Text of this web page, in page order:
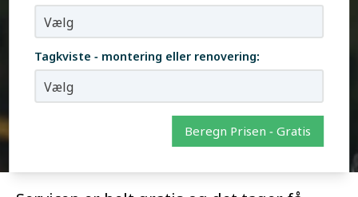
Tagkviste - montering eller renovering:
Beregn Prisen - Gratis